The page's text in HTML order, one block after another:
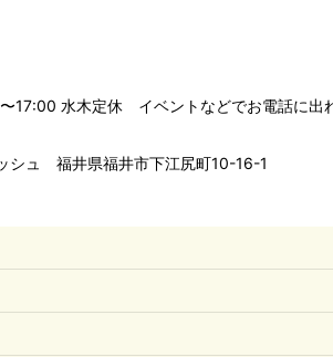
17:00 水木定休 イベントなどでお電話に出
シュ 福井県福井市下江尻町10-16-1